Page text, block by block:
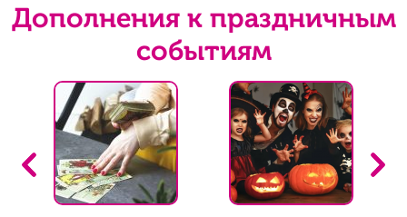
Дополнения к праздничным
событиям